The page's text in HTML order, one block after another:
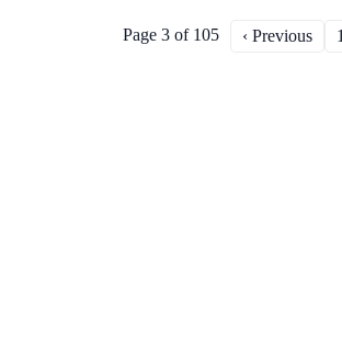
Page 3 of 105 ‹ Previous 1